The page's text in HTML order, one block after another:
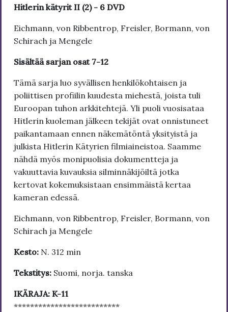
Hitlerin kätyrit II (2) - 6 DVD
Eichmann, von Ribbentrop, Freisler, Bormann, von
Schirach ja Mengele
Sisältää sarjan osat 7-12
Tämä sarja luo syvällisen henkilökohtaisen ja
poliittisen profiilin kuudesta miehestä, joista tuli
Euroopan tuhon arkkitehtejä. Yli puoli vuosisataa
Hitlerin kuoleman jälkeen tekijät ovat onnistuneet
paikantamaan ennen näkemätöntä yksityistä ja
julkista Hitlerin Kätyrien filmiaineistoa. Saamme
nähdä myös monipuolisia dokumentteja ja
vakuuttavia kuvauksia silminnäkijöiltä jotka
kertovat kokemuksistaan ensimmäistä kertaa
kameran edessä.
Eichmann, von Ribbentrop, Freisler, Bormann, von
Schirach ja Mengele
Kesto: N. 312 min
Tekstitys: Suomi, norja. tanska
IKÄRAJA: K-11
**************************